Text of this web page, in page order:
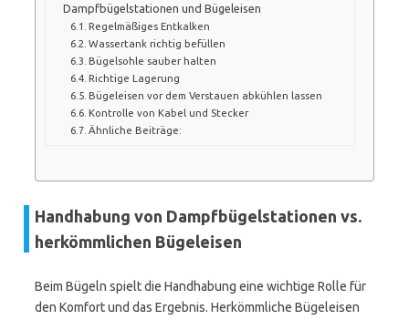
Dampfbügelstationen und Bügeleisen
Regelmäßiges Entkalken
Wassertank richtig befüllen
Bügelsohle sauber halten
Richtige Lagerung
Bügeleisen vor dem Verstauen abkühlen lassen
Kontrolle von Kabel und Stecker
Ähnliche Beiträge:
Handhabung von Dampfbügelstationen vs.
herkömmlichen Bügeleisen
Beim Bügeln spielt die Handhabung eine wichtige Rolle für
den Komfort und das Ergebnis. Herkömmliche Bügeleisen